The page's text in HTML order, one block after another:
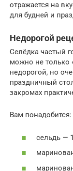
отражается на
для будней и
Недорогой
Селёдка частый
можно не только
недорогой, но
праздничный
закромах
Вам понадобится:
сельдь —